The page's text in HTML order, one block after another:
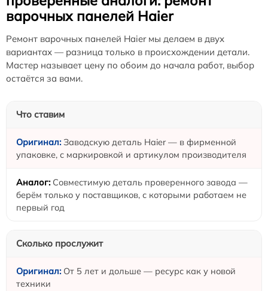
варочных панелей Haier
Ремонт варочных панелей Haier мы делаем в двух
вариантах — разница только в происхождении детали.
Мастер называет цену по обоим до начала работ, выбор
остаётся за вами.
Что ставим
Заводскую деталь Haier — в фирменной
упаковке, с маркировкой и артикулом производителя
Совместимую деталь проверенного завода —
берём только у поставщиков, с которыми работаем не
первый год
Сколько прослужит
От 5 лет и дольше — ресурс как у новой
техники